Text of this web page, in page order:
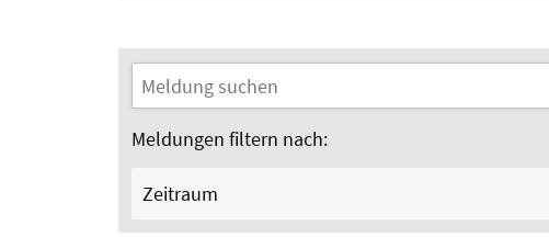
Meldungen filtern nach:
Zeitraum